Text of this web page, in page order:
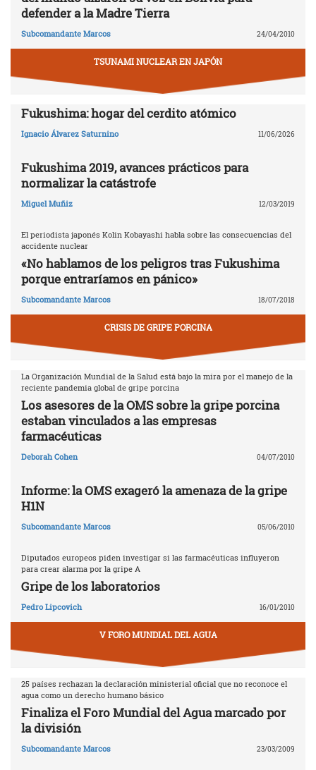
defender a la Madre Tierra
Subcomandante Marcos 24/04/2010
TSUNAMI NUCLEAR EN JAPÓN
Fukushima: hogar del cerdito atómico
Ignacio Álvarez Saturnino 11/06/2026
Fukushima 2019, avances prácticos para
normalizar la catástrofe
Miguel Muñiz 12/03/2019
El periodista japonés Kolin Kobayashi habla sobre las consecuencias del
accidente nuclear
«No hablamos de los peligros tras Fukushima
porque entraríamos en pánico»
Subcomandante Marcos 18/07/2018
CRISIS DE GRIPE PORCINA
La Organización Mundial de la Salud está bajo la mira por el manejo de la
reciente pandemia global de gripe porcina
Los asesores de la OMS sobre la gripe porcina
estaban vinculados a las empresas
farmacéuticas
Deborah Cohen 04/07/2010
Informe: la OMS exageró la amenaza de la gripe
H1N
Subcomandante Marcos 05/06/2010
Diputados europeos piden investigar si las farmacéuticas influyeron
para crear alarma por la gripe A
Gripe de los laboratorios
Pedro Lipcovich 16/01/2010
V FORO MUNDIAL DEL AGUA
25 países rechazan la declaración ministerial oficial que no reconoce el
agua como un derecho humano básico
Finaliza el Foro Mundial del Agua marcado por
la división
Subcomandante Marcos 23/03/2009